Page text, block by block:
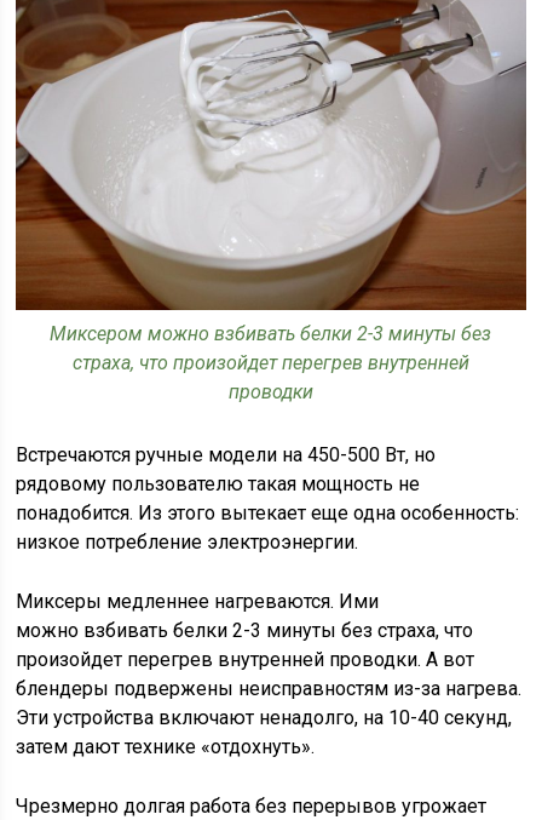
Миксером можно взбивать белки 2-3 минуты без
страха, что произойдет перегрев внутренней
проводки
Встречаются ручные модели на 450-500 Вт, но
рядовому пользователю такая мощность не
понадобится. Из этого вытекает еще одна особенность:
низкое потребление электроэнергии.
Миксеры медленнее нагреваются. Ими
можно взбивать белки 2-3 минуты без страха, что
произойдет перегрев внутренней проводки. А вот
блендеры подвержены неисправностям из-за нагрева.
Эти устройства включают ненадолго, на 10-40 секунд,
затем дают технике «отдохнуть».
Чрезмерно долгая работа без перерывов угрожает